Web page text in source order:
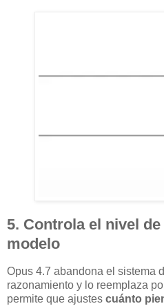
5. Controla el nivel de
modelo
Opus 4.7 abandona el sistema
razonamiento y lo reemplaza
permite que ajustes cuánto